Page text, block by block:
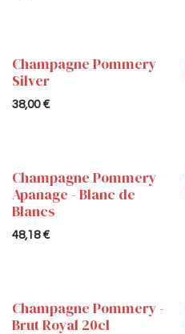
Champagne Pommery
Silver
38,00€
Champagne Pommery
Apanage - Blanc de
Blancs
48,18€
Champagne Pommery -
Brut Royal 20cl